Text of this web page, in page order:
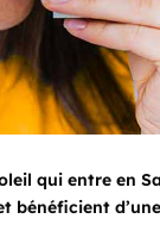
qui entre en
bénéficient